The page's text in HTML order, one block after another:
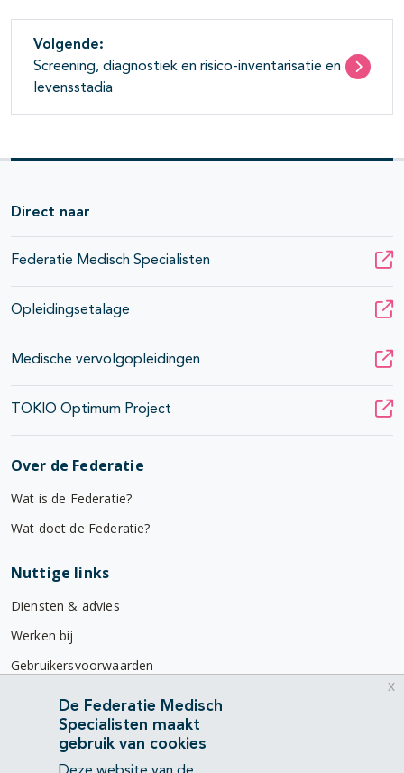
Volgende:
Screening, diagnostiek en risico-inventarisatie en
levensstadia
Direct naar
Federatie Medisch Specialisten
Opleidingsetalage
Medische vervolgopleidingen
TOKIO Optimum Project
Over de Federatie
Wat is de Federatie?
Wat doet de Federatie?
Nuttige links
Diensten & advies
Werken bij
Gebruikersvoorwaarden
Privacyverklaring
Contact
Mercatorlaan 1200
De Federatie Medisch
Specialisten maakt
gebruik van cookies
x